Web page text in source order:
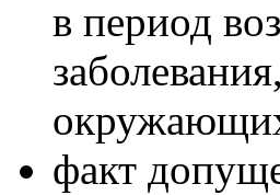
в период
факт